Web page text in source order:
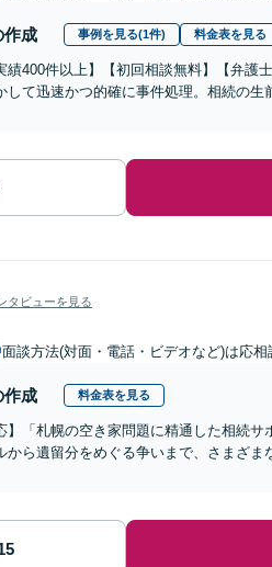
作成 事例を見る(1件) 料金表を見る
績400件以上】【初回相談無料】【弁護
て迅速かつ的確に事件処理。相続の生
タビューを見る
面談方法(対面・電話・ビデオなど)は応相
作成 料金表を見る
】「札幌の空き家問題に精通した相続
から遺留分をめぐる争いまで、さまざ